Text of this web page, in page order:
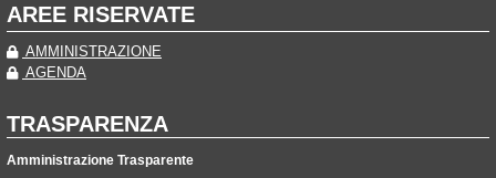
AREE RISERVATE
AMMINISTRAZIONE
AGENDA
TRASPARENZA
Amministrazione Trasparente